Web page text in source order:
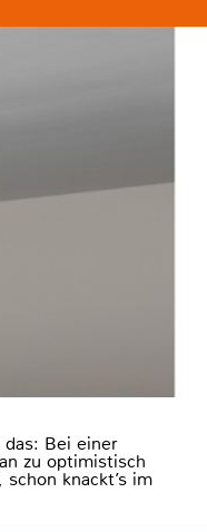
Bei einer
zu optimistisch
knackt’s im